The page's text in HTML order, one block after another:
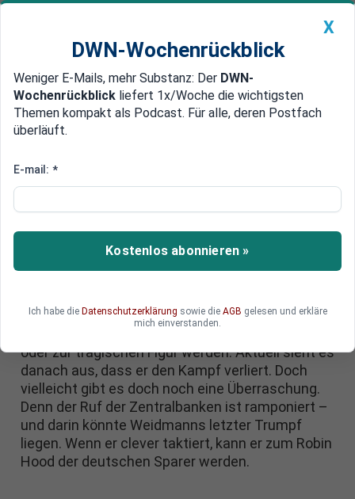
Newsticker MEIN DWN: Geldanlage Premium
Edelmetalle DWN-Magazin China
Kampf statt Rücktritt
Bundesbank: Eine deutsche
Ikone kämpft ums Überleben
Die Entscheidung der EZB über den Ankauf von
unabhängige Geldpolitik – zur Unkenntlichkeit
oder zur tragischen Figur werden. Aktuell sieht es
danach aus, dass er den Kampf verliert. Doch
vielleicht gibt es doch noch eine Überraschung.
Denn der Ruf der Zentralbanken ist ramponiert –
und darin könnte Weidmanns letzter Trumpf
liegen. Wenn er clever taktiert, kann er zum Robin
Hood der deutschen Sparer werden.
X
DWN-Wochenrückblick
Weniger E-Mails, mehr Substanz: Der DWN-
Wochenrückblick liefert 1x/Woche die wichtigsten
Themen kompakt als Podcast. Für alle, deren Postfach
überläuft.
E-mail: *
Kostenlos abonnieren »
Ich habe die Datenschutzerklärung sowie die AGB gelesen und erkläre
mich einverstanden.